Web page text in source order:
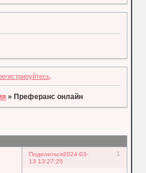
.
»Преферанс онлайн
Поделиться 1
2024-03-
13 13:27:25